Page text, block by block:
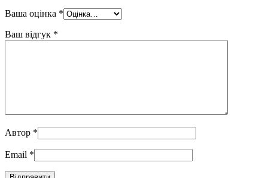
Ваша оцінка *
Ваш відгук *
Автор *
Email *